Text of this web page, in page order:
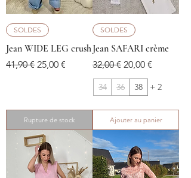
SOLDES
Jean WIDE LEG crush
Prix original
41,90 € Prix promotionnel
25,00 €
Rupture de stock
SOLDES
Jean SAFARI crème
Prix original
32,00 € Prix
20,00 €
34 36 38 + 2
Ajouter au panier